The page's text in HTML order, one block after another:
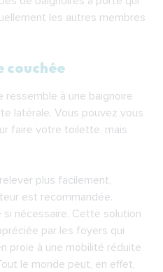
les autres membres
couchée
ressemble à une baignoire
latérale. Vous pouvez vous
faire votre toilette, mais
plus facilement,
est recommandée.
nécessaire. Cette solution
par les foyers qui
proie à une mobilité réduite
le monde peut, en effet,